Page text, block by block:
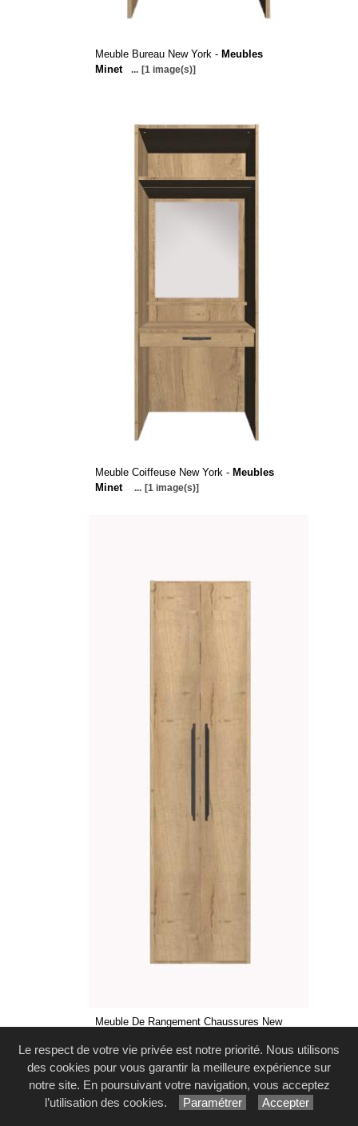
Meuble Bureau New York - Meubles
Minet
... [1 image(s)]
Meuble Coiffeuse New York - Meubles
Minet
... [1 image(s)]
Meuble De Rangement Chaussures New
Le respect de votre vie privée est notre priorité. Nous utilisons
des cookies pour vous garantir la meilleure expérience sur
notre site. En poursuivant votre navigation, vous acceptez
l’utilisation des cookies.
Paramétrer Accepter